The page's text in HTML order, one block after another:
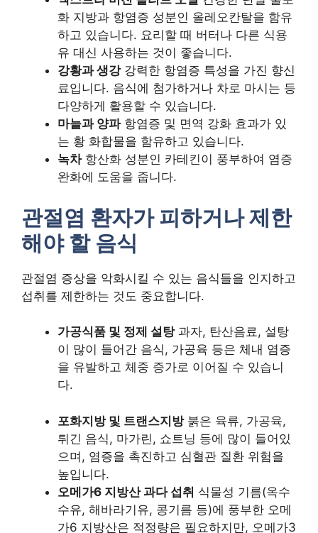
화 지방과 항염증 성분인 올레오칸탈을 함유
하고 있습니다. 요리할 때 버터나 다른 식용
유 대신 사용하는 것이 좋습니다.
강황과 생강강력한 항염증 특성을 가진 향신
료입니다. 음식에 첨가하거나 차로 마시는 등
다양하게 활용할 수 있습니다.
마늘과 양파항염증 및 면역 강화 효과가 있
는 황 화합물을 함유하고 있습니다.
녹차항산화 성분인 카테킨이 풍부하여 염증
완화에 도움을 줍니다.
관절염 환자가 피하거나 제한
해야 할 음식
관절염 증상을 악화시킬 수 있는 음식들을 인지하고
섭취를 제한하는 것도 중요합니다.
가공식품 및 정제 설탕과자, 탄산음료, 설탕
이 많이 들어간 음식, 가공육 등은 체내 염증
을 유발하고 체중 증가로 이어질 수 있습니
다.
포화지방 및 트랜스지방붉은 육류, 가공육,
튀긴 음식, 마가린, 쇼트닝 등에 많이 들어있
으며, 염증을 촉진하고 심혈관 질환 위험을
높입니다.
오메가6 지방산 과다 섭취 식물성 기름(옥수
수유, 해바라기유, 콩기름 등)에 풍부한 오메
가6 지방산은 적정량은 필요하지만, 오메가3